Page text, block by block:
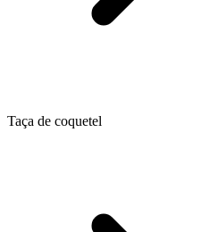
Taça de coquetel